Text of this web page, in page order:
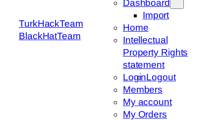
TurkHackTeam
BlackHatTeam
Dashboard
Import
Home
Intellectual
Property Rights
statement
LoginLogout
Members
My account
My Orders